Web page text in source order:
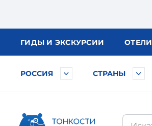
ГИДЫ И ЭКСКУРСИИ ОТЕЛИ
РОССИЯ СТРАНЫ